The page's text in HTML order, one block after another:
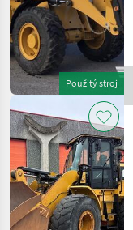
Použitý stroj